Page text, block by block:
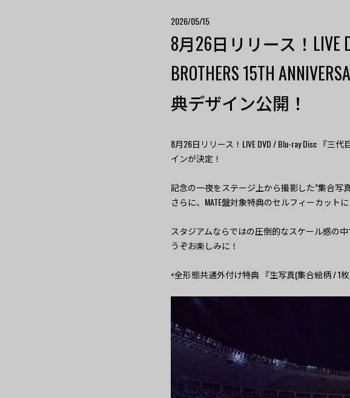
2026/05/15
8月26日リリース！LIVE
BROTHERS 15TH
典デザイン公開！
8月26日リリース！LIVE DVD / Blu-ray Disc 『三代目 J
インが決定！
記念の一夜をステージ上から撮影した”集合写真
さらに、MATE盤対象特典のセルフィーカットに
スタジアムならではの圧倒的なスケール感の
うぞお楽しみに！
<全形態共通外付け特典 『生写真(集合絵柄 / 1枚